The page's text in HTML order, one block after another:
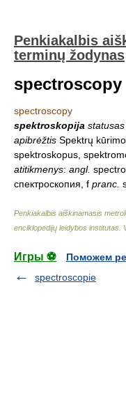
Penkiakalbis
terminų žodynas
spectroscopy
spectroscopy
spektroskopija statusas
apibrėžtis Spektrų
spektroskopus,
atitikmenys: angl.
спектроскопия, f pranc.
Penkiakalbis aiškinamasis
enciklopedijų leidybos institutas
Игры ⚽
Поможем
spectroscopie